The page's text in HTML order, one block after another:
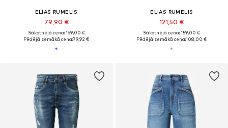
ELIAS RUMELIS
79,90 €
Sākotnējā cena: 169,00 €
Pēdējā zemākā cena:79,92 €
ELIAS RUMELIS
121,50 €
Sākotnējā cena: 159,00 €
Pēdējā zemākā cena:108,00 €